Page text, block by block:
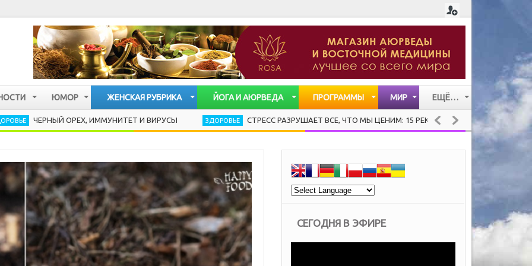
ЮМОР
ЖЕНСКАЯ РУБРИКА
ЙОГА И АЮРВЕДА
ПРОГРАММЫ МИР ЕЩЁ…
СТАТЬИ
ОРЕХ, ИММУНИТЕТ И ВИРУСЫ ЗДОРОВЬЕ СТРЕСС РАЗРУШАЕТ ВСЕ, ЧТО МЫ ЦЕНИМ: 15 РЕКОМЕНДАЦИЙ ХЕНДРИ ВЕЙСИНГЕРА
СЕГОДНЯ В ЭФИРЕ